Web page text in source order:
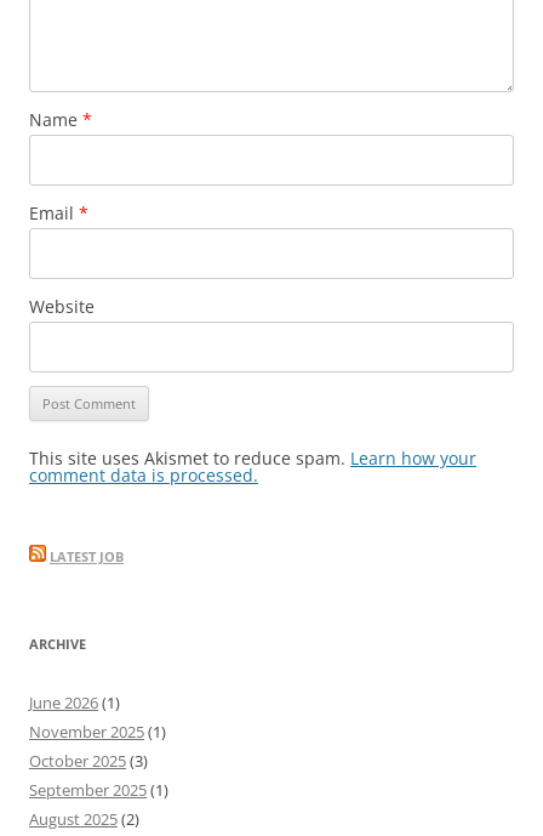
Name *
Email *
Website
This site uses Akismet to reduce spam. Learn how your
comment data is processed.
LATEST JOB
ARCHIVE
June 2026(1)
November 2025(1)
October 2025(3)
September 2025(1)
August 2025(2)